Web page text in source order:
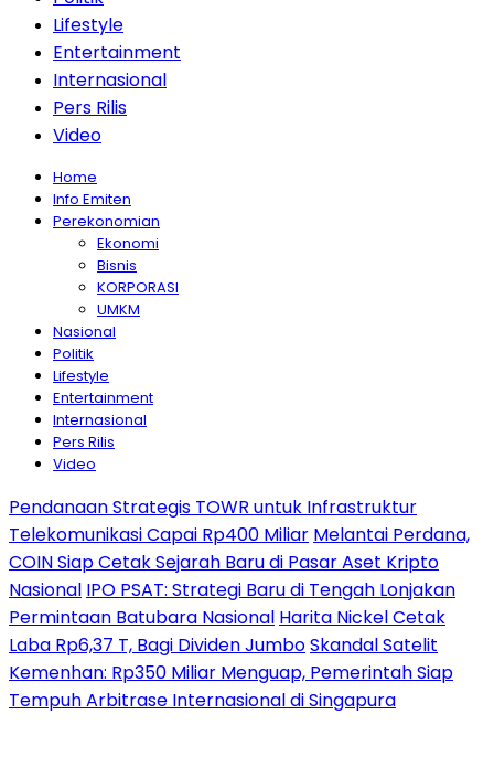
Lifestyle
Entertainment
Internasional
Pers Rilis
Video
Home
Info Emiten
Perekonomian
Ekonomi
Bisnis
KORPORASI
UMKM
Nasional
Politik
Lifestyle
Entertainment
Internasional
Pers Rilis
Video
Pendanaan Strategis TOWR untuk Infrastruktur
Telekomunikasi Capai Rp400 Miliar Melantai Perdana,
COIN Siap Cetak Sejarah Baru di Pasar Aset Kripto
Nasional IPO PSAT: Strategi Baru di Tengah Lonjakan
Permintaan Batubara Nasional Harita Nickel Cetak
Laba Rp6,37 T, Bagi Dividen JumboSkandal Satelit
Kemenhan: Rp350 Miliar Menguap, Pemerintah Siap
Tempuh Arbitrase Internasional di Singapura